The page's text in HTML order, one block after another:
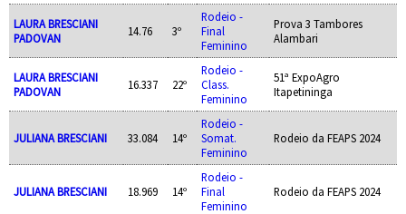
LAURA BRESCIANI
PADOVAN
14.76 3º
Rodeio -
Final
Feminino
Prova 3 Tambores
Alambari
LAURA BRESCIANI
PADOVAN
16.337 22º
Rodeio -
Class.
Feminino
51ª ExpoAgro
Itapetininga
JULIANA BRESCIANI 33.084 14º
Rodeio -
Somat.
Feminino
Rodeio da FEAPS 2024
JULIANA BRESCIANI 18.969 14º
Rodeio -
Final
Feminino
Rodeio da FEAPS 2024